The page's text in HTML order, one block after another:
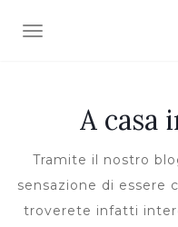
TOGGLE NAVIGATION
A casa
Tramite il nostro
sensazione di essere
troverete infatti